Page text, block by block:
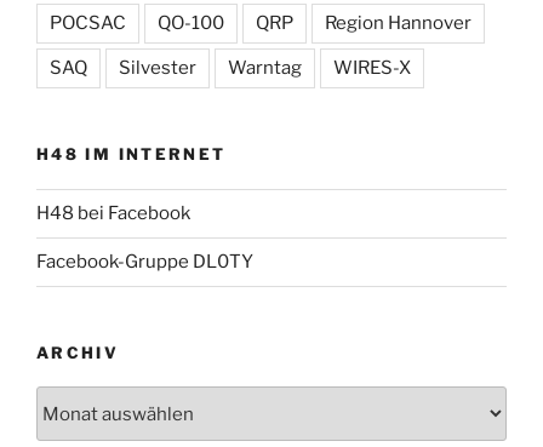
POCSAC QO-100 QRP Region Hannover
SAQ Silvester Warntag WIRES-X
H48 IM INTERNET
H48 bei Facebook
Facebook-Gruppe DL0TY
ARCHIV